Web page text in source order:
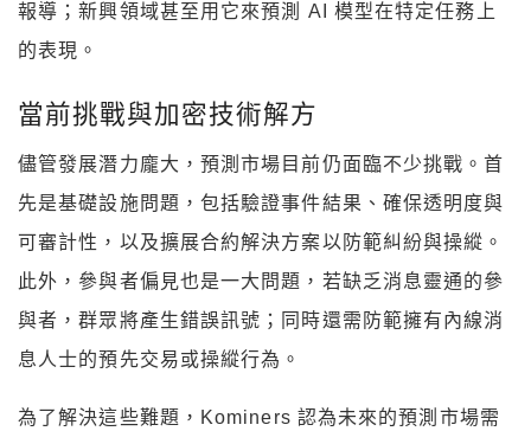
報導；新興領域甚至用它來預測 AI 模型在特定任務上
的表現。
當前挑戰與加密技術解方
儘管發展潛力龐大，預測市場目前仍面臨不少挑戰。首
先是基礎設施問題，包括驗證事件結果、確保透明度與
可審計性，以及擴展合約解決方案以防範糾紛與操縱。
此外，參與者偏見也是一大問題，若缺乏消息靈通的參
與者，群眾將產生錯誤訊號；同時還需防範擁有內線消
息人士的預先交易或操縱行為。
為了解決這些難題，Kominers 認為未來的預測市場需